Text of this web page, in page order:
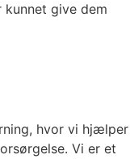
give dem
hvor vi hjælper
Vi er et